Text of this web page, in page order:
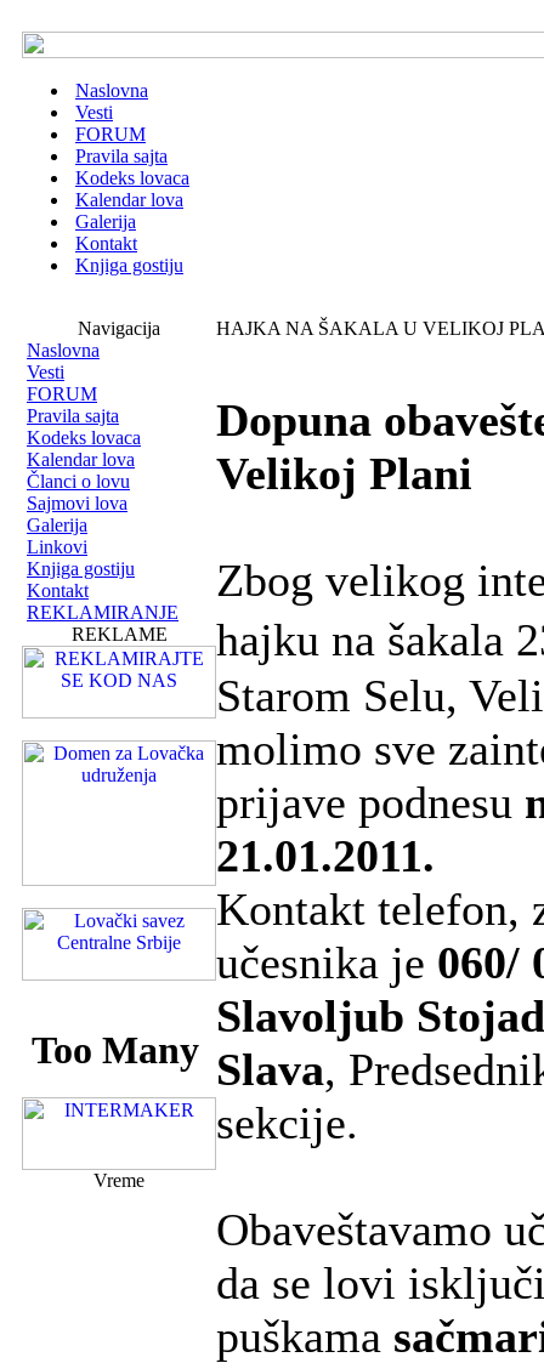
Naslovna
Vesti
FORUM
Pravila sajta
Kodeks lovaca
Kalendar lova
Galerija
Kontakt
Knjiga gostiju
Navigacija
Naslovna
Vesti
FORUM
Pravila sajta
Kodeks lovaca
Kalendar lova
Članci o lovu
Sajmovi lova
Galerija
Linkovi
Knjiga gostiju
Kontakt
REKLAMIRANJE
REKLAME
Vreme
HAJKA NA ŠAKALA U VELIKOJ
Dopuna
Velikoj Plani
Zbog velikog
hajku na šakala
Starom Selu,
molimo sve
prijave podnesu
21.01.2011.
Kontakt telefon,
učesnika je 060/
Slavoljub
Slava,
sekcije.
Obaveštavamo
da se lovi
puškama